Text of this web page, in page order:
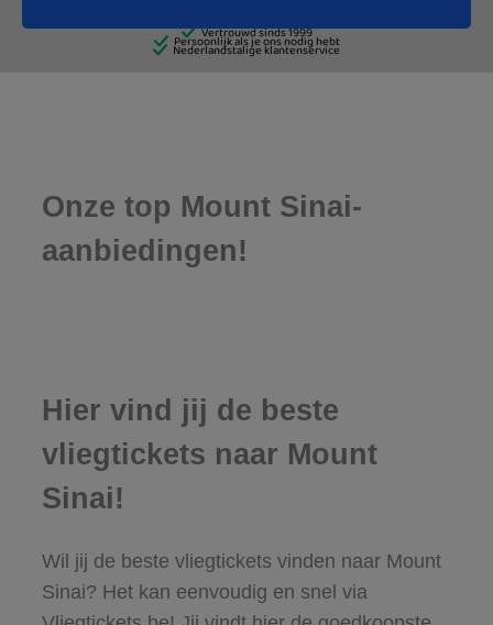
Onze top Mount Sinai-
aanbiedingen!
Hier vind jij de beste
vliegtickets naar Mount
Sinai!
Wil jij de beste vliegtickets vinden naar Mount
Sinai? Het kan eenvoudig en snel via